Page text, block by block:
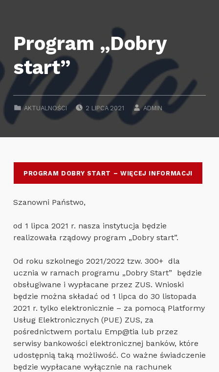
Program „Dobry
start”
CATEGORIZED IN:
AKTUALNOŚCI
POSTED ON:
2 LIPCA 2021
WRITTEN BY:
ADMIN
PROGRAM DOBRY START – WIĘCEJ INFORMACJI
Szanowni Państwo,
od 1 lipca 2021 r. nasza instytucja będzie
realizowała rządowy program „Dobry start”.
Od roku szkolnego 2021/2022 tzw. 300+ dla
ucznia w ramach programu „Dobry Start” będzie
obsługiwane i wypłacane przez ZUS. Wnioski
będzie można składać od 1 lipca do 30 listopada
2021 r. tylko elektronicznie – za pomocą Platformy
Usług Elektronicznych (PUE) ZUS, za
pośrednictwem portalu Emp@tia lub przez
serwisy bankowości elektronicznej banków, które
udostępnią taką możliwość. Co ważne świadczenie
będzie wypłacane wyłącznie na rachunek